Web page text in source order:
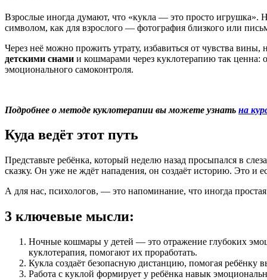
Взрослые иногда думают, что «кукла — это просто игрушка».
символом, как для взрослого — фотография близкого или
Через неё можно прожить утрату, избавиться от чувства
детскими снами и кошмарами через куклотерапию так ценна:
эмоционального самоконтроля.
Подробнее о методе куклотерапии вы можете узнать на
Куда ведёт этот путь
Представьте ребёнка, который неделю назад просыпался в
сказку. Он уже не ждёт нападения, он создаёт историю. Это и
А для нас, психологов, — это напоминание, что иногда
3 ключевые мысли:
Ночные кошмары у детей — это отражение глубоких
куклотерапия, помогают их проработать.
Кукла создаёт безопасную дистанцию, помогая ребёнку
Работа с куклой формирует у ребёнка навык